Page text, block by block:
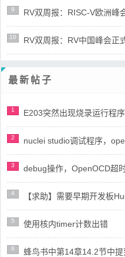
9 RV双周报：RISC-V欧洲峰
10 RV双周报：RV中国峰会正
最新帖子
1 E203突然出现烧录运行程
2 nuclei studio调试程序，
3 debug操作，OpenOCD超时
4 【求助】需要早期开发板
5 使用核内timer计数出错
6 蜂鸟书中第14章14.2节中